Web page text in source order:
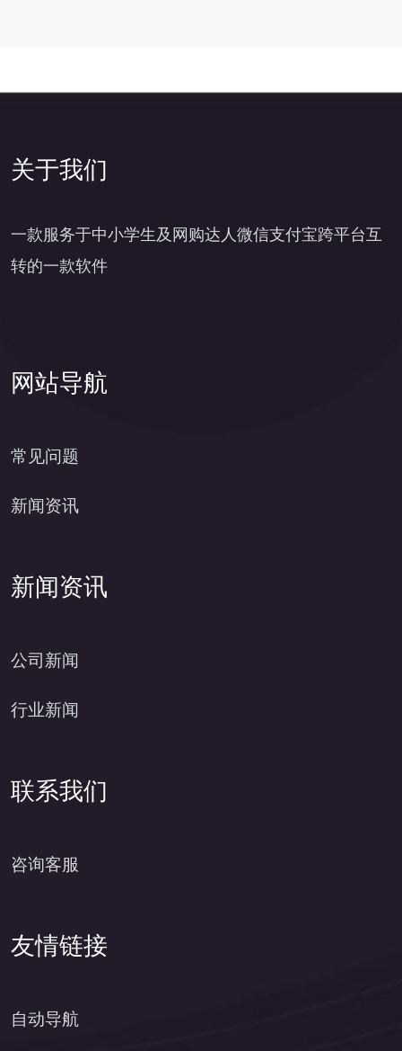
关于我们
一款服务于中小学生及网购达人微信支付宝跨平台互
转的一款软件
网站导航
常见问题
新闻资讯
新闻资讯
公司新闻
行业新闻
联系我们
咨询客服
友情链接
自动导航